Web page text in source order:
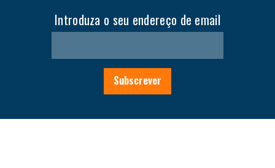
Introduza o seu endereço de email